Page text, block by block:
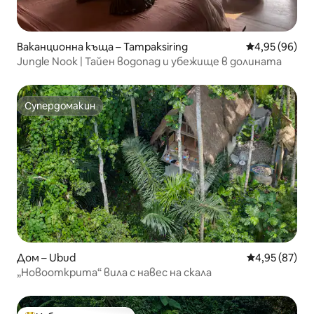
Ваканционна къща – Tampaksiring Средна
4,95 (96)
Jungle Nook | Тайен водопад и убежище в долината
Супердомакин
Супердомакин
Дом – Ubud Средна
4,95 (87)
„Новооткрита“ вила с навес на скала